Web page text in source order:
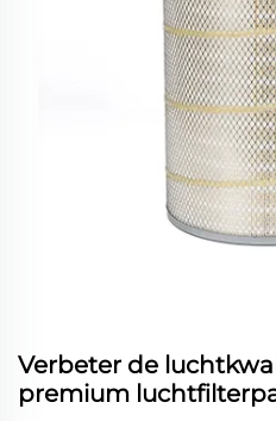
Verbeter de
premium